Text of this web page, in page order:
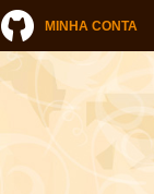
MINHA CONTA